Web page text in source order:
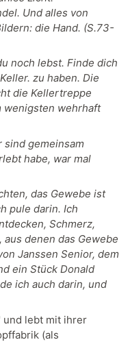
Und alles von
die Hand. (S.73-
noch lebst. Finde dich
zu haben. Die
die Kellertreppe
wenigsten wehrhaft
sind gemeinsam
habe, war mal
das Gewebe ist
pule darin. Ich
Schmerz,
aus denen das Gewebe
Janssen Senior, dem
ein Stück Donald
ich auch darin, und
und lebt mit ihrer
(als